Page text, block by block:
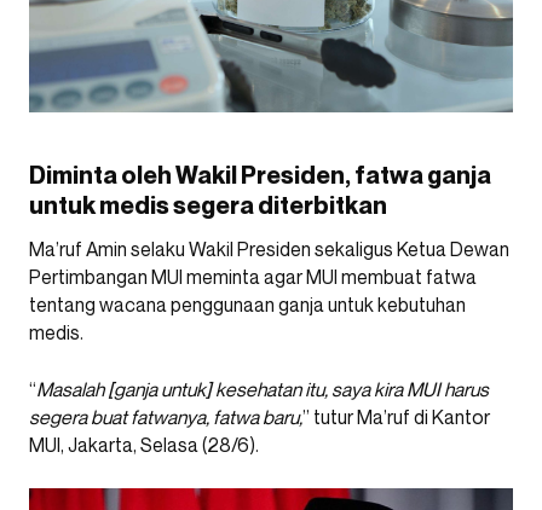
Diminta oleh Wakil Presiden, fatwa ganja
untuk medis segera diterbitkan
Ma’ruf Amin selaku Wakil Presiden sekaligus Ketua Dewan
Pertimbangan MUI meminta agar MUI membuat fatwa
tentang wacana penggunaan ganja untuk kebutuhan
medis.
“Masalah [ganja untuk] kesehatan itu, saya kira MUI harus
segera buat fatwanya, fatwa baru,” tutur Ma’ruf di Kantor
MUI, Jakarta, Selasa (28/6).